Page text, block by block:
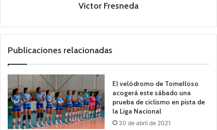
Victor Fresneda
Publicaciones relacionadas
El velódromo de Tomelloso
acogerá este sábado una
prueba de ciclismo en pista de
la Liga Nacional
30 de abril de 2021